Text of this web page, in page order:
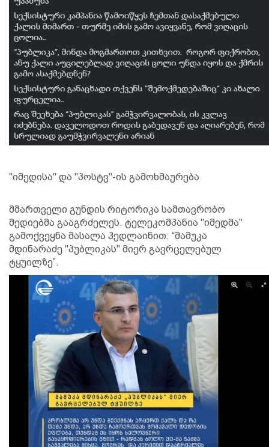
"იმედისა" და "პოსტვ"-ის გამოხმაურება
მმართველი გუნდის რიტორიკა სამთავრობო
მედიებმა გააგრძელეს. ტელეკომპანია "იმედმა"
გამოქვეყნა მასალა ჰედლაინით: “მამუკა
მდინარაძე "პუბლიკას" მიერ გავრცელებულ
ტყუილზე”.